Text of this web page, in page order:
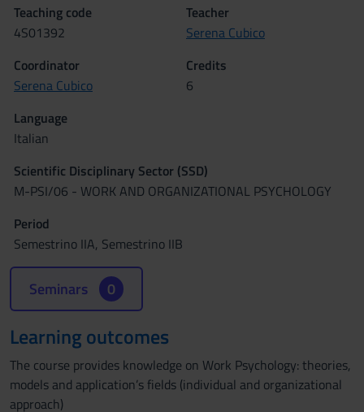
Teaching code
4S01392
Teacher
Serena Cubico
Coordinator
Serena Cubico
Credits
6
Language
Italian
Scientific Disciplinary Sector (SSD)
M-PSI/06 - WORK AND ORGANIZATIONAL PSYCHOLOGY
Period
Semestrino IIA, Semestrino IIB
Seminars 0
Learning outcomes
The course provides knowledge on Work Psychology: theories,
models and application’s fields (individual and organizational
approach)